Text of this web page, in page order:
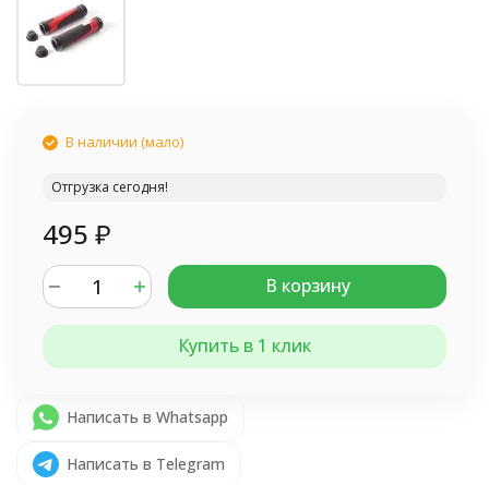
В наличии (мало)
Отгрузка сегодня!
495 ₽
В корзину
Купить в 1 клик
Написать в Whatsapp
Написать в Telegram